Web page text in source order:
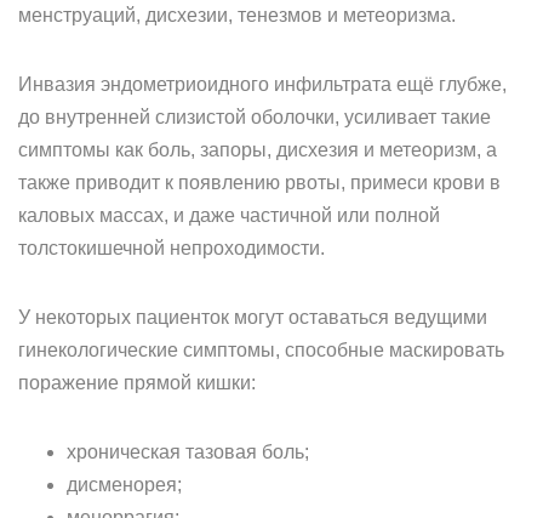
менструаций, дисхезии, тенезмов и метеоризма.
Инвазия эндометриоидного инфильтрата ещё глубже,
до внутренней слизистой оболочки, усиливает такие
симптомы как боль, запоры, дисхезия и метеоризм, а
также приводит к появлению рвоты, примеси крови в
каловых массах, и даже частичной или полной
толстокишечной непроходимости.
У некоторых пациенток могут оставаться ведущими
гинекологические симптомы, способные маскировать
поражение прямой кишки:
хроническая тазовая боль;
дисменорея;